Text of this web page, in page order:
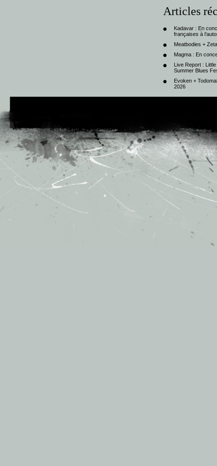
Articles
Kadavar : En
françaises à
Meatbodies +
Magma : En
Live Report :
Summer Blues
Evoken +
2026